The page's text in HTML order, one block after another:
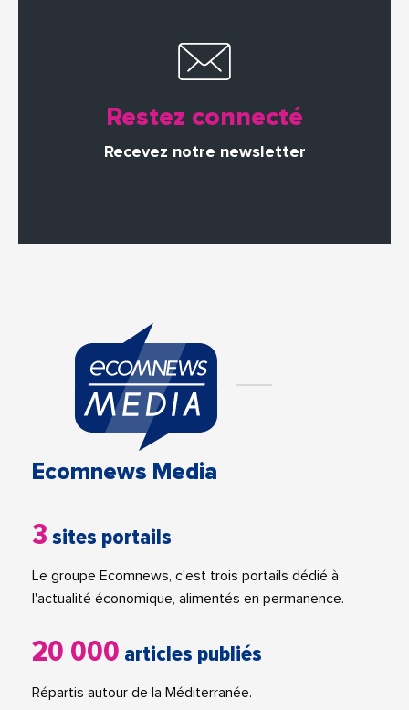
Restez connecté
Recevez notre newsletter
Ecomnews Media
3 sites portails
Le groupe Ecomnews, c'est trois portails dédié à
l'actualité économique, alimentés en permanence.
20 000 articles publiés
Répartis autour de la Méditerranée.